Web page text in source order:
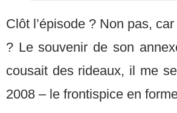
Clôt l’épisode ? Non pas,
? Le souvenir de son
cousait des rideaux, il me
2008 – le frontispice en